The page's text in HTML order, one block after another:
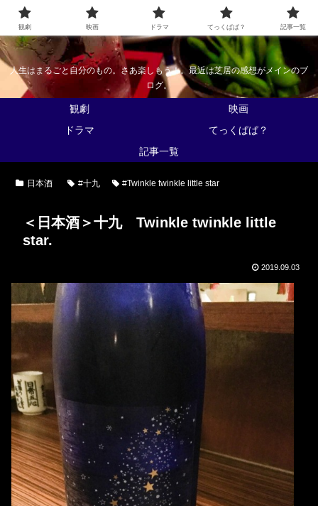
なんかくうかい
人生はまるごと自分のもの。さあ楽しもう！。最近は芝居の感想がメインのブ
ログ。
観劇
映画
ドラマ
てっくぱぱ？
記事一覧
日本酒 #十九 #Twinkle twinkle little star
＜日本酒＞十九 Twinkle twinkle little
star.
2019.09.03
観劇 映画 ドラマ てっくぱぱ？ 記事一覧